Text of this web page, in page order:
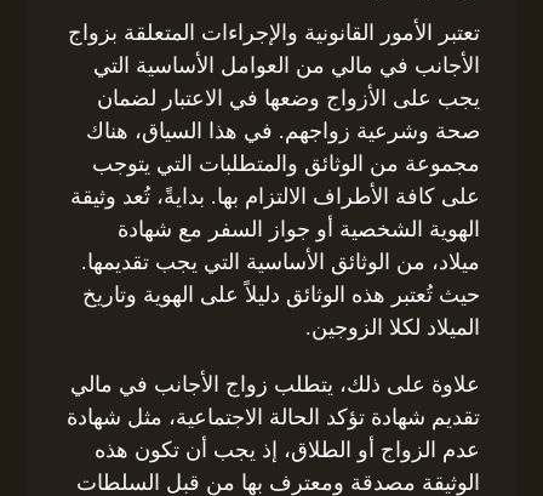
تعتبر الأمور القانونية والإجراءات المتعلقة بزواج
الأجانب في مالي من العوامل الأساسية التي
يجب على الأزواج وضعها في الاعتبار لضمان
صحة وشرعية زواجهم. في هذا السياق، هناك
مجموعة من الوثائق والمتطلبات التي يتوجب
على كافة الأطراف الالتزام بها. بدايةً، تُعد وثيقة
الهوية الشخصية أو جواز السفر مع شهادة
ميلاد، من الوثائق الأساسية التي يجب تقديمها.
حيث تُعتبر هذه الوثائق دليلاً على الهوية وتاريخ
الميلاد لكلا الزوجين.
علاوة على ذلك، يتطلب زواج الأجانب في مالي
تقديم شهادة تؤكد الحالة الاجتماعية، مثل شهادة
عدم الزواج أو الطلاق، إذ يجب أن تكون هذه
الوثيقة مصدقة ومعترف بها من قبل السلطات